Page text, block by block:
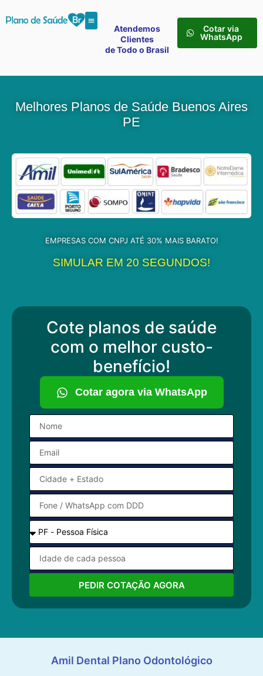
Atendemos
Clientes
de Todo o Brasil
Cotar via
WhatsApp
Melhores Planos de Saúde Buenos Aires
PE
EMPRESAS COM CNPJ ATÉ 30% MAIS BARATO!
SIMULAR EM 20 SEGUNDOS!
Cote planos de saúde
com o melhor custo-
benefício!
Cotar agora via WhatsApp
PEDIR COTAÇÃO AGORA
Amil Dental Plano Odontológico